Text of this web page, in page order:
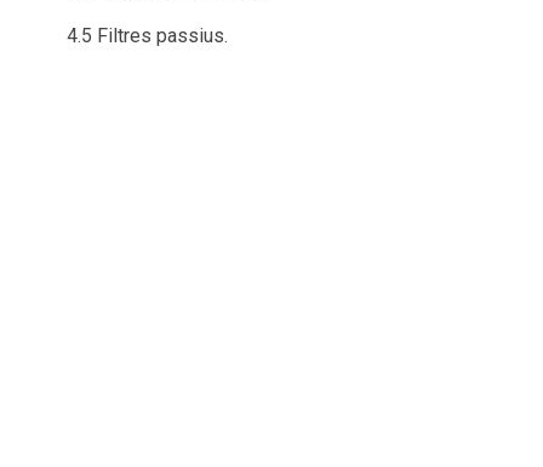
4.5 Filtres passius.